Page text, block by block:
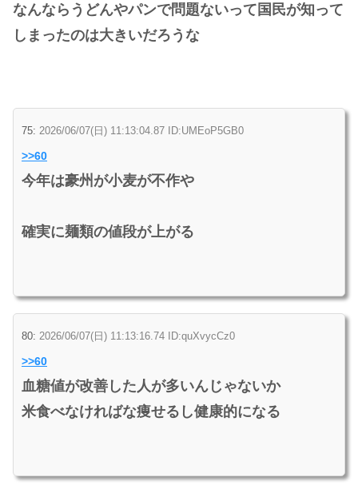
なんならうどんやパンで問題ないって国民が知って
しまったのは大きいだろうな
75: 2026/06/07(日) 11:13:04.87 ID:UMEoP5GB0
>>60
今年は豪州が小麦が不作や
確実に麺類の値段が上がる
80: 2026/06/07(日) 11:13:16.74 ID:quXvycCz0
>>60
血糖値が改善した人が多いんじゃないか
米食べなければな痩せるし健康的になる